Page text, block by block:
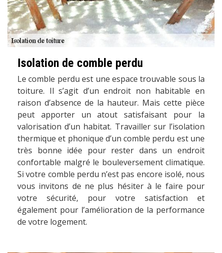
Isolation de comble perdu
Le comble perdu est une espace trouvable sous la
toiture. Il s’agit d’un endroit non habitable en
raison d’absence de la hauteur. Mais cette pièce
peut apporter un atout satisfaisant pour la
valorisation d’un habitat. Travailler sur l’isolation
thermique et phonique d’un comble perdu est une
très bonne idée pour rester dans un endroit
confortable malgré le bouleversement climatique.
Si votre comble perdu n’est pas encore isolé, nous
vous invitons de ne plus hésiter à le faire pour
votre sécurité, pour votre satisfaction et
également pour l’amélioration de la performance
de votre logement.